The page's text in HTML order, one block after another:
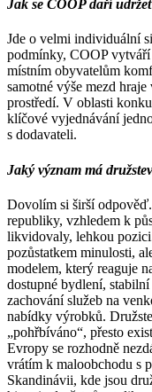
Jak se COOP daří
Jde o velmi individuální
podmínky, COOP
místním obyvatelům
samotné výše mezd
prostředí. V oblasti
klíčové vyjednávání
s dodavateli.
Jaký význam má
Dovolím si širší
republiky, vzhledem k
likvidovaly, lehkou
pozůstatkem minulosti,
modelem, který reaguje
dostupné bydlení,
zachování služeb na
nabídky výrobků.
„pohřbíváno“, přesto
Evropy se rozhodně
vrátím k maloobchodu s
Skandinávii, kde jsou